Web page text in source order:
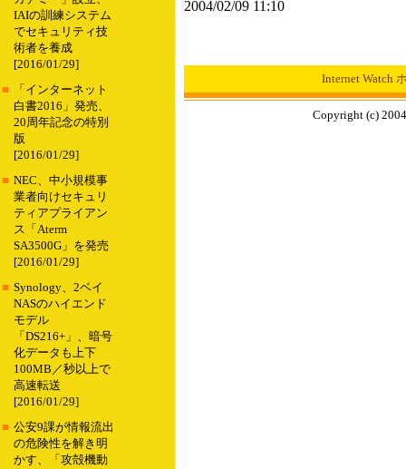
IAIの訓練システム
でセキュリティ技
術者を養成
[2016/01/29]
■
「インターネット
白書2016」発売、
20周年記念の特別
版
[2016/01/29]
■ NEC、中小規模事
業者向けセキュリ
ティアプライアン
ス「Aterm
SA3500G」を発売
[2016/01/29]
■ Synology、2ベイ
NASのハイエンド
モデル
「DS216+」、暗号
化データも上下
100MB／秒以上で
高速転送
[2016/01/29]
■ 公安9課が情報流出
の危険性を解き明
かす、「攻殻機動
2004/02/09 11:10
Internet Watch
Copyright (c)